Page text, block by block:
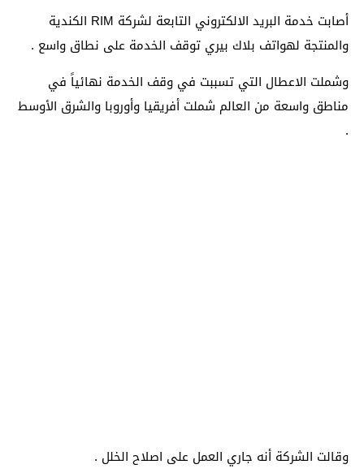
أصابت خدمة البريد الالكتروني التابعة لشركة RIM الكندية
والمنتجة لهواتف بلاك بيري توقف الخدمة على نطاق واسع .
وشملت الاعطال التي تسببت في وقف الخدمة نهائياً في
مناطق واسعة من العالم شملت أفريقيا وأوروبا والشرق الأوسط
.
وقالت الشركة أنه جاري العمل على اصلاح الخلل .